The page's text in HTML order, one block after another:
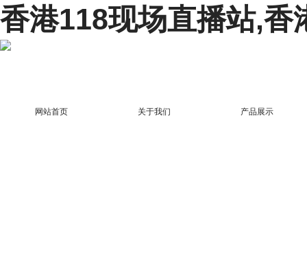
香港118现场直播站,香
网站首页 关于我们 产品展示